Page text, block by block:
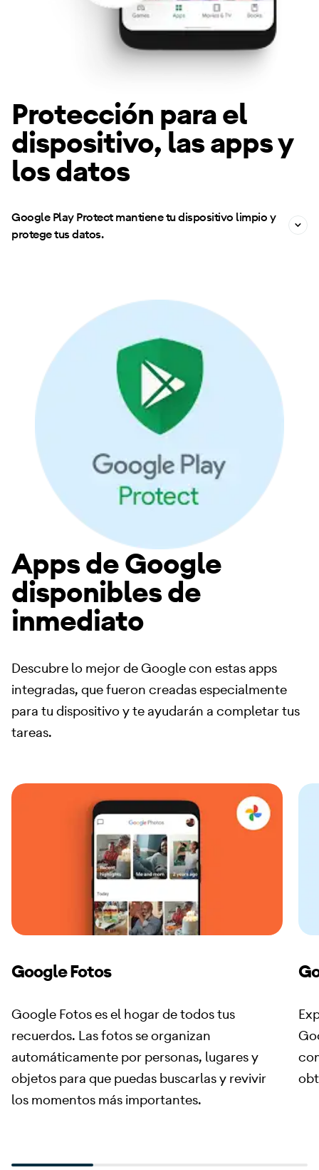
Protección para el
dispositivo, las apps y
los datos
Google Play Protect mantiene tu dispositivo limpio y
protege tus datos.
Apps de Google
disponibles de
inmediato
Descubre lo mejor de Google con estas apps
integradas, que fueron creadas especialmente
para tu dispositivo y te ayudarán a completar tus
tareas.
Google Fotos
Google Fotos es el hogar de todos tus
recuerdos. Las fotos se organizan
automáticamente por personas, lugares y
objetos para que puedas buscarlas y revivir
los momentos más importantes.